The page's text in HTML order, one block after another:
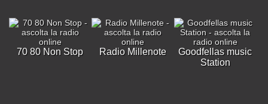
70 80 Non Stop Radio Millenote
Goodfellas music
Station